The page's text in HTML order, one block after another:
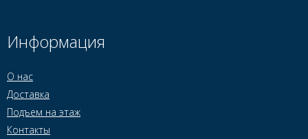
Информация
О нас
Доставка
Подъем на этаж
Контакты